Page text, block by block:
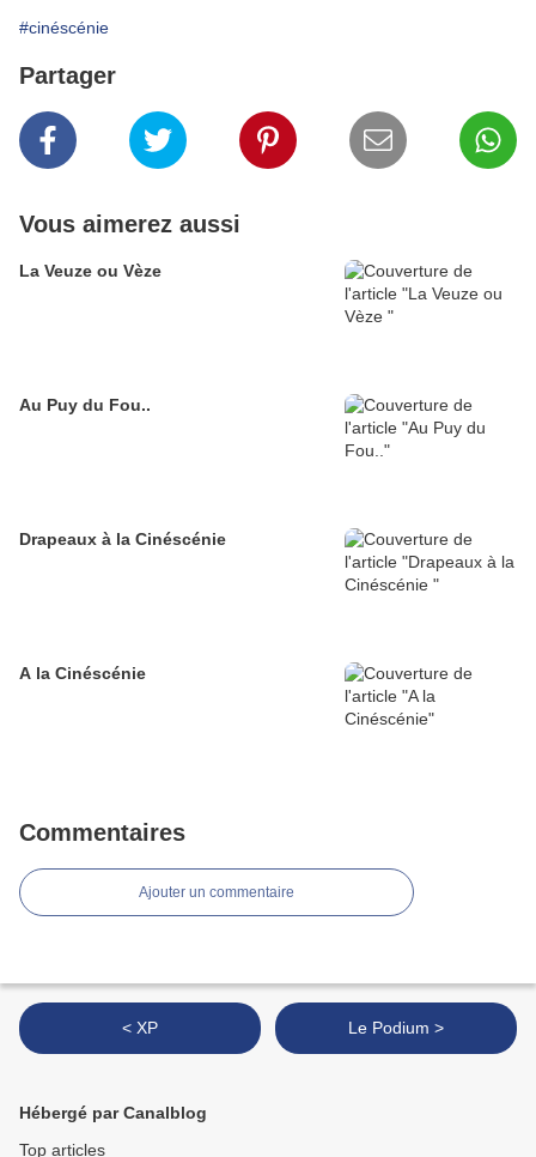
#cinéscénie
Partager
Vous aimerez aussi
La Veuze ou Vèze
Au Puy du Fou..
Drapeaux à la Cinéscénie
A la Cinéscénie
Commentaires
Ajouter un commentaire
< XP Le Podium >
Hébergé par Canalblog
Top articles